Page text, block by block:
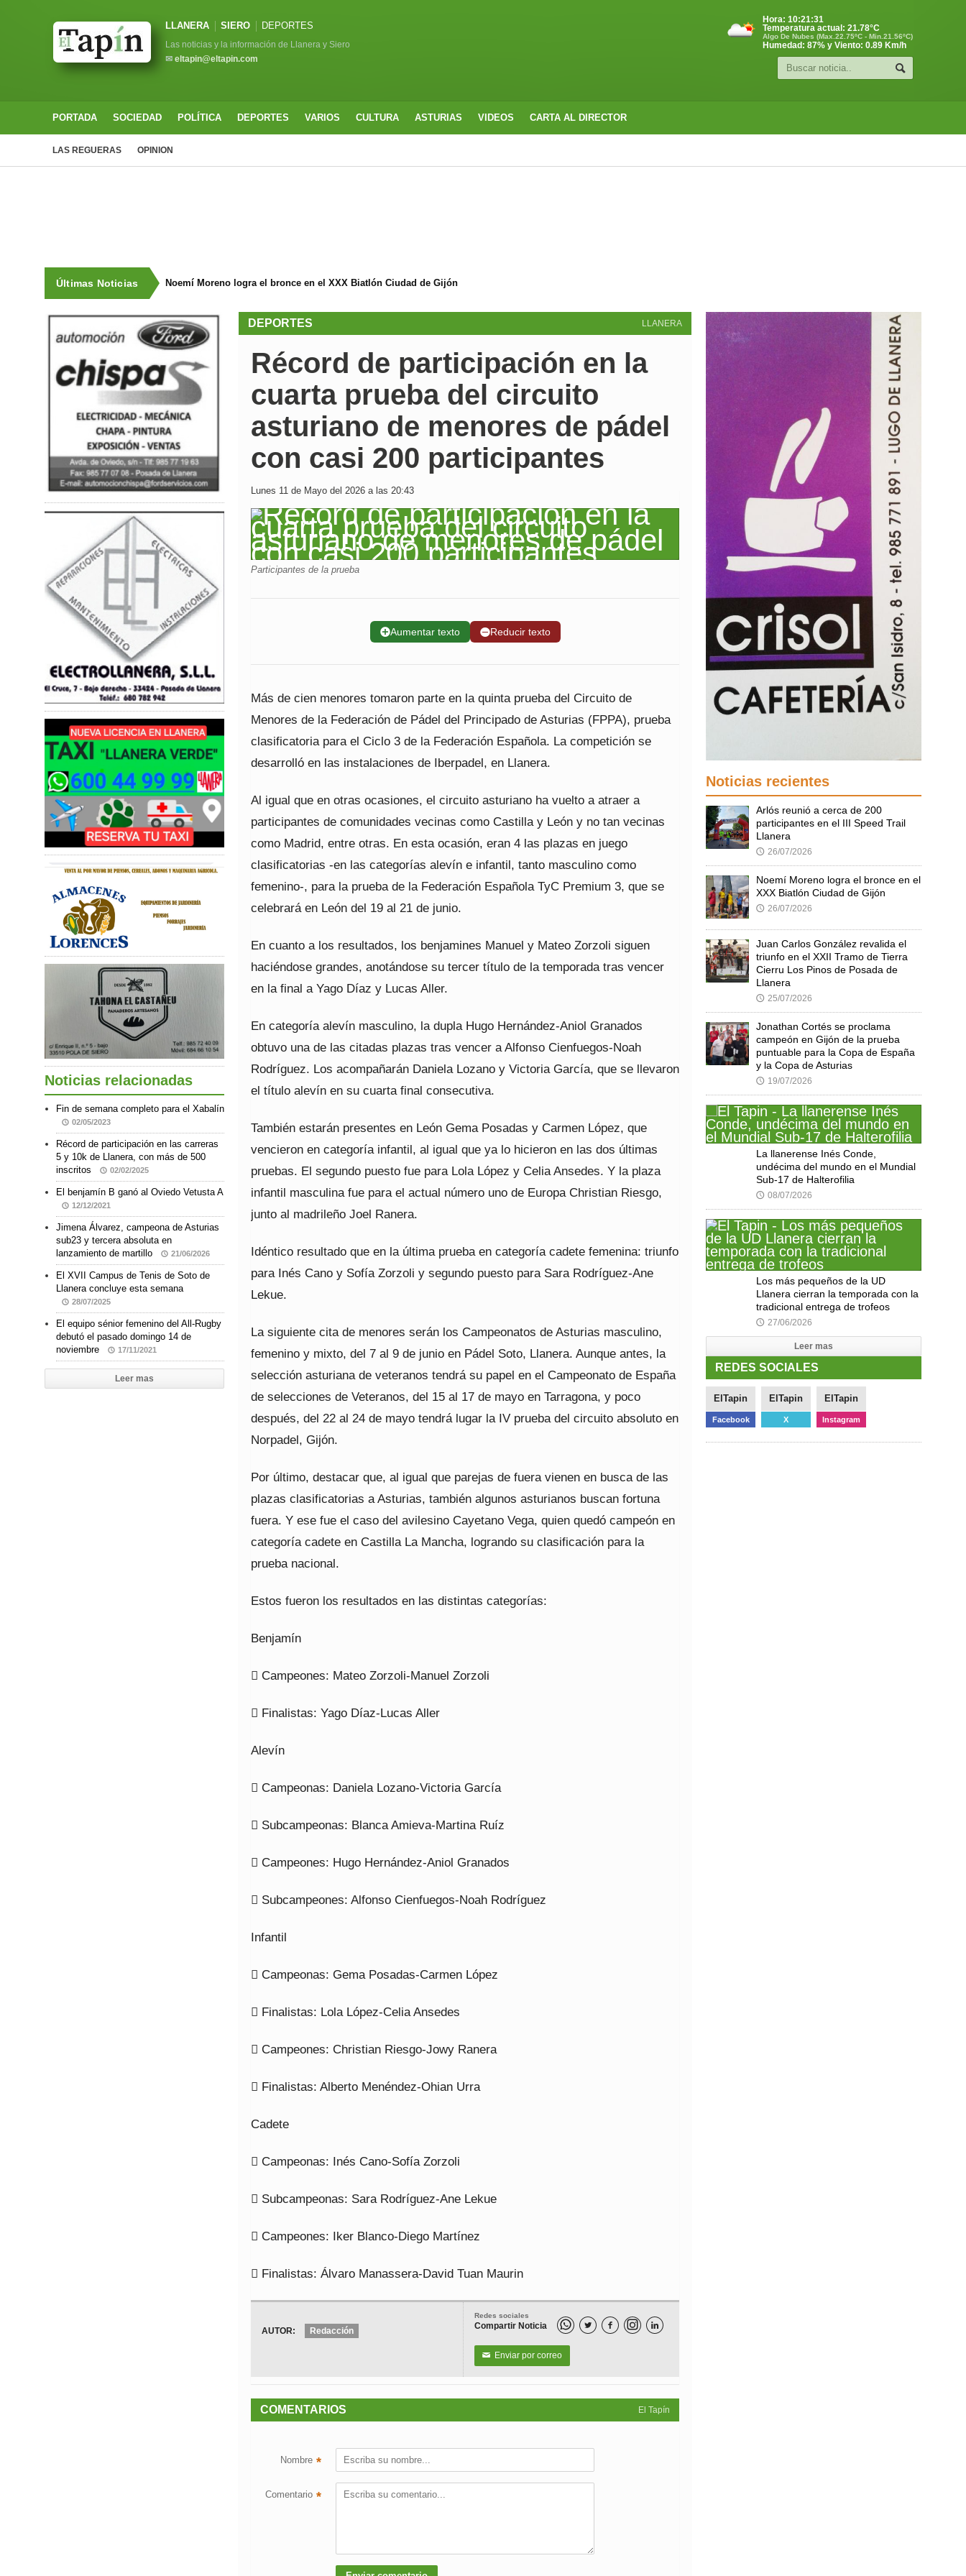
LLANERA SIERO DEPORTES
Las noticias y la información de Llanera y Siero
✉ eltapin@eltapin.com
Hora: 10:21:31
Temperatura actual: 21.78°C
Algo De Nubes (Max.22.75ºC - Min.21.56ºC)
Humedad: 87% y Viento: 0.89 Km/h
PORTADA SOCIEDAD POLÍTICA DEPORTES VARIOS CULTURA ASTURIAS VIDEOS CARTA AL DIRECTOR
LAS REGUERAS OPINION
Últimas Noticias Noemí Moreno logra el bronce en el XXX Biatlón Ciudad de Gijón
LLANERA
DEPORTES
Récord de participación en la
cuarta prueba del circuito
asturiano de menores de pádel
con casi 200 participantes
Lunes 11 de Mayo del 2026 a las 20:43
Participantes de la prueba
➕Aumentar texto ➖Reducir texto
Más de cien menores tomaron parte en la quinta prueba del Circuito de
Menores de la Federación de Pádel del Principado de Asturias (FPPA), prueba
clasificatoria para el Ciclo 3 de la Federación Española. La competición se
desarrolló en las instalaciones de Iberpadel, en Llanera.
Al igual que en otras ocasiones, el circuito asturiano ha vuelto a atraer a
participantes de comunidades vecinas como Castilla y León y no tan vecinas
como Madrid, entre otras. En esta ocasión, eran 4 las plazas en juego
clasificatorias -en las categorías alevín e infantil, tanto masculino como
femenino-, para la prueba de la Federación Española TyC Premium 3, que se
celebrará en León del 19 al 21 de junio.
En cuanto a los resultados, los benjamines Manuel y Mateo Zorzoli siguen
haciéndose grandes, anotándose su tercer título de la temporada tras vencer
en la final a Yago Díaz y Lucas Aller.
En categoría alevín masculino, la dupla Hugo Hernández-Aniol Granados
obtuvo una de las citadas plazas tras vencer a Alfonso Cienfuegos-Noah
Rodríguez. Los acompañarán Daniela Lozano y Victoria García, que se llevaron
el título alevín en su cuarta final consecutiva.
También estarán presentes en León Gema Posadas y Carmen López, que
vencieron en categoría infantil, al igual que ya lo hicieron en las dos últimas
pruebas. El segundo puesto fue para Lola López y Celia Ansedes. Y la plaza
infantil masculina fue para el actual número uno de Europa Christian Riesgo,
junto al madrileño Joel Ranera.
Idéntico resultado que en la última prueba en categoría cadete femenina: triunfo
para Inés Cano y Sofía Zorzoli y segundo puesto para Sara Rodríguez-Ane
Lekue.
La siguiente cita de menores serán los Campeonatos de Asturias masculino,
femenino y mixto, del 7 al 9 de junio en Pádel Soto, Llanera. Aunque antes, la
selección asturiana de veteranos tendrá su papel en el Campeonato de España
de selecciones de Veteranos, del 15 al 17 de mayo en Tarragona, y poco
después, del 22 al 24 de mayo tendrá lugar la IV prueba del circuito absoluto en
Norpadel, Gijón.
Por último, destacar que, al igual que parejas de fuera vienen en busca de las
plazas clasificatorias a Asturias, también algunos asturianos buscan fortuna
fuera. Y ese fue el caso del avilesino Cayetano Vega, quien quedó campeón en
categoría cadete en Castilla La Mancha, logrando su clasificación para la
prueba nacional.
Estos fueron los resultados en las distintas categorías:
Benjamín
 Campeones: Mateo Zorzoli-Manuel Zorzoli
 Finalistas: Yago Díaz-Lucas Aller
Alevín
 Campeonas: Daniela Lozano-Victoria García
 Subcampeonas: Blanca Amieva-Martina Ruíz
 Campeones: Hugo Hernández-Aniol Granados
 Subcampeones: Alfonso Cienfuegos-Noah Rodríguez
Infantil
 Campeonas: Gema Posadas-Carmen López
 Finalistas: Lola López-Celia Ansedes
 Campeones: Christian Riesgo-Jowy Ranera
 Finalistas: Alberto Menéndez-Ohian Urra
Cadete
 Campeonas: Inés Cano-Sofía Zorzoli
 Subcampeonas: Sara Rodríguez-Ane Lekue
 Campeones: Iker Blanco-Diego Martínez
 Finalistas: Álvaro Manassera-David Tuan Maurin
Redes sociales
Compartir Noticia   
✉ Enviar por correo
AUTOR: Redacción
El Tapín
COMENTARIOS
Nombre *
Comentario *
Noticias relacionadas
Fin de semana completo para el Xabalín
02/05/2023
Récord de participación en las carreras
5 y 10k de Llanera, con más de 500
inscritos
02/02/2025
El benjamín B ganó al Oviedo Vetusta A
12/12/2021
Jimena Álvarez, campeona de Asturias
sub23 y tercera absoluta en
lanzamiento de martillo
21/06/2026
El XVII Campus de Tenis de Soto de
Llanera concluye esta semana
28/07/2025
El equipo sénior femenino del All-Rugby
debutó el pasado domingo 14 de
noviembre
17/11/2021
Leer mas
Noticias recientes
Arlós reunió a cerca de 200
participantes en el III Speed Trail
Llanera
🕔 26/07/2026
Noemí Moreno logra el bronce en el
XXX Biatlón Ciudad de Gijón
🕔 26/07/2026
Juan Carlos González revalida el
triunfo en el XXII Tramo de Tierra
Cierru Los Pinos de Posada de
Llanera
🕔 25/07/2026
Jonathan Cortés se proclama
campeón en Gijón de la prueba
puntuable para la Copa de España
y la Copa de Asturias
🕔 19/07/2026
La llanerense Inés Conde,
undécima del mundo en el Mundial
Sub-17 de Halterofilia
🕔 08/07/2026
Los más pequeños de la UD
Llanera cierran la temporada con la
tradicional entrega de trofeos
🕔 27/06/2026
Leer mas
REDES SOCIALES
ElTapin
Facebook
ElTapin
X
ElTapin
Instagram